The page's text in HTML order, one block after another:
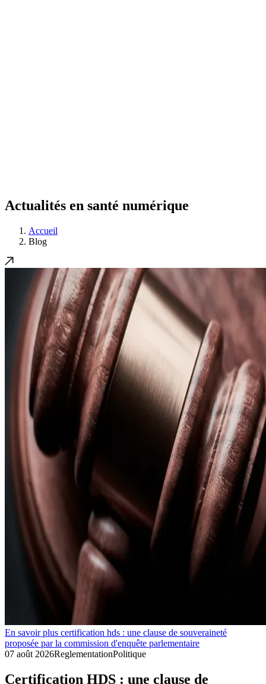
Actualités en santé numérique
Accueil
Blog
En savoir plus certification hds : une clause de souveraineté
proposée par la commission d'enquête parlementaire
07 août 2026ReglementationPolitique
Certification HDS : une clause de